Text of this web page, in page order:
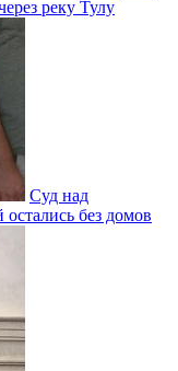
реку Тулу
Суд над
без домов